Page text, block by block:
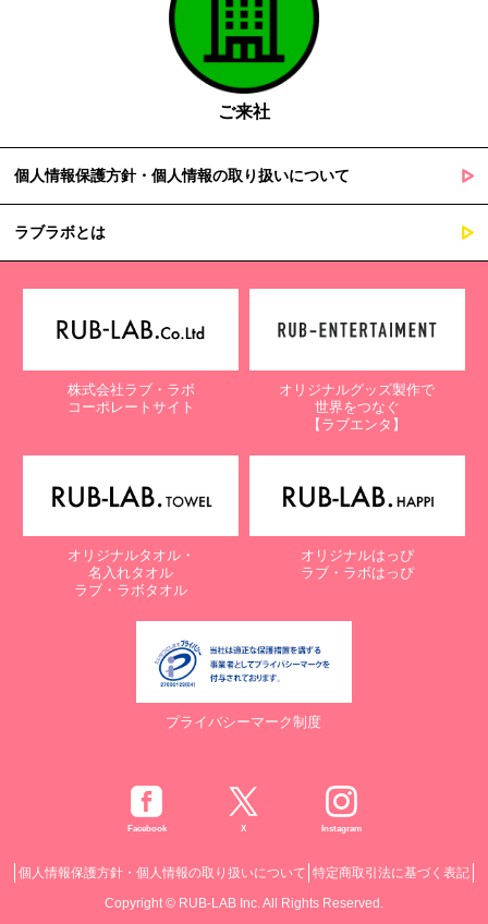
ご来社
個人情報保護方針・個人情報の取り扱いについて
ラブラボとは
株式会社ラブ・ラボ
コーポレートサイト
オリジナルグッズ製作で
世界をつなぐ
【ラブエンタ】
オリジナルタオル・
名入れタオル
ラブ・ラボタオル
オリジナルはっぴ
ラブ・ラボはっぴ
プライバシーマーク制度
Facebook X Instagram
個人情報保護方針・個人情報の取り扱いについて 特定商取引法に基づく表記
Copyright © RUB-LAB Inc. All Rights Reserved.